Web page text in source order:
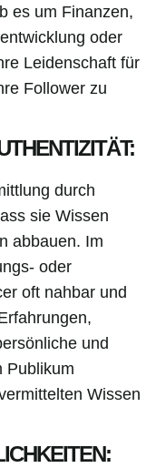
es um Finanzen,
oder
Leidenschaft für
Follower zu
durch
sie Wissen
abbauen. Im
oder
oft nahbar und
und
Publikum
Wissen